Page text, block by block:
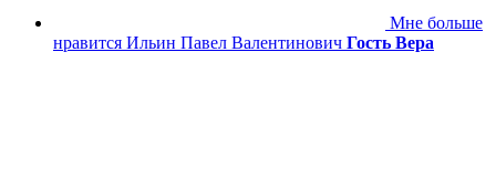
Мне больше
нравится Ильин Павел Валентинович Гость Вера